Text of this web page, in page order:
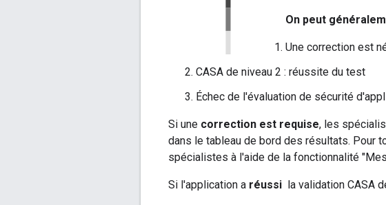
On peut
Une correction est
CASA de niveau 2 : réussite du test
Échec de l'évaluation de sécurité
Si une correction est requise, les
dans le tableau de bord des résultats. Pour
spécialistes à l'aide de la fonctionnalité
Si l'application a réussi la validation CASA